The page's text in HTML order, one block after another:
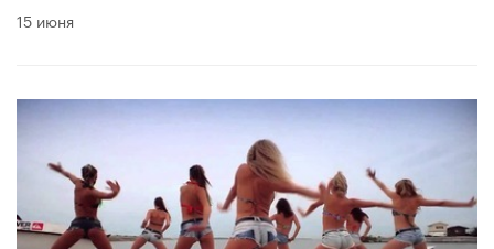
15 июня